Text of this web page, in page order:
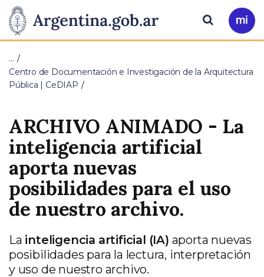
Presidencia
de
la
Pasar al contenido principal
Ir
a
Buscar
…
Centro de Documentación e Investigación de la Arquitectura
Pública | CeDIAP
ARCHIVO ANIMADO - La
inteligencia artificial
aporta nuevas
posibilidades para el uso
de nuestro archivo.
La inteligencia artificial (IA) aporta nuevas
posibilidades para la lectura, interpretación
y uso de nuestro archivo.